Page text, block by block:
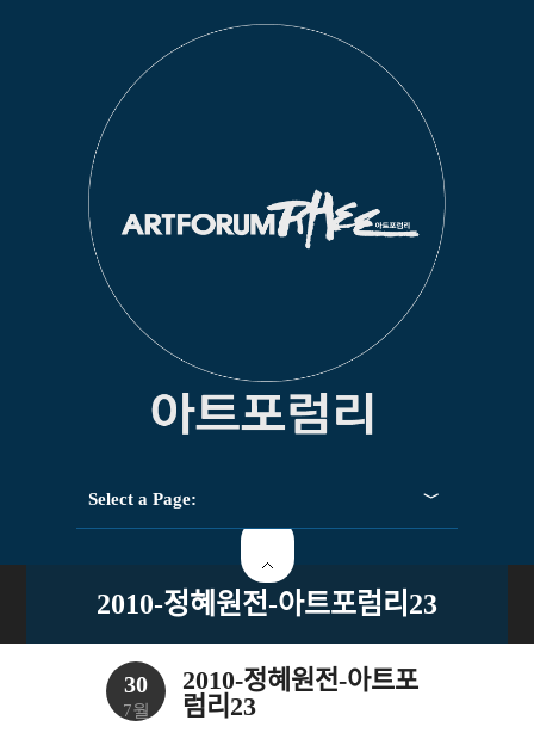
Select a Page:
2010-정혜원전-아트포럼리23
30
7월
2010-정혜원전-아트포
럼리23